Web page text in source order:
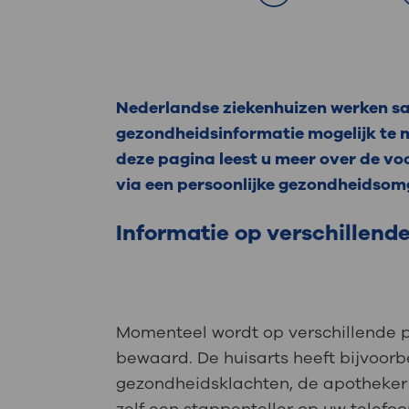
Uw
Uw
Contact
steeds verder uit, zodat u zelf
Nederlandse ziekenhuizen werken
gezondheidsinformatie mogelijk te
deze pagina leest u meer over de
via een persoonlijke
Informatie op
Momenteel wordt op verschillende
bewaard. De huisarts heeft
gezondheidsklachten, de